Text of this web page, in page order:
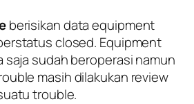
berisikan data equipment
closed. Equipment
sudah beroperasi namun
masih dilakukan review
trouble.